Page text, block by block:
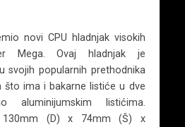
novi CPU hladnjak visokih
Mega. Ovaj hladnjak je
svojih popularnih prethodnika
što ima i bakarne listiće u dve
aluminijumskim listićima.
130mm (D) x 74mm (Š) x